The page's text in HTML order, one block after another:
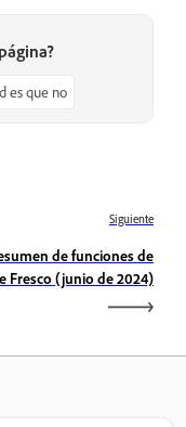
es que no
Siguiente
de funciones de
Fresco (junio de 2024)